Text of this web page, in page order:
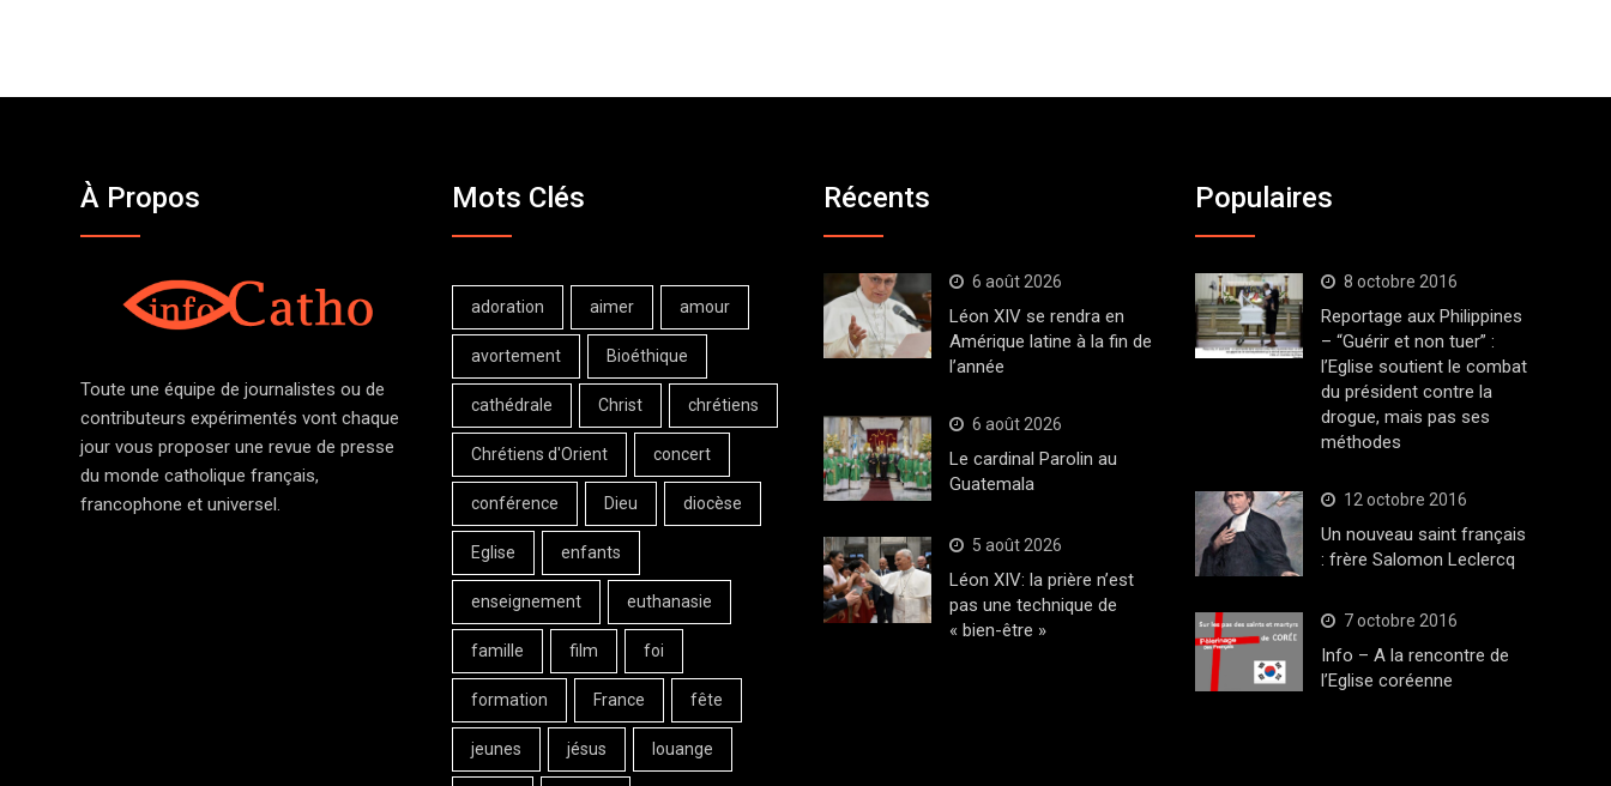
À Propos
Toute une équipe de journalistes ou de
contributeurs expérimentés vont chaque
jour vous proposer une revue de presse
du monde catholique français,
francophone et universel.
Mots Clés
adoration aimer amour
avortement Bioéthique
cathédrale Christ chrétiens
Chrétiens d'Orient concert
conférence Dieu diocèse
Eglise enfants
enseignement euthanasie
famille film foi
formation France fête
jeunes jésus louange
Récents
6 août 2026
Léon XIV se rendra en
Amérique latine à la fin de
l’année
6 août 2026
Le cardinal Parolin au
Guatemala
5 août 2026
Léon XIV: la prière n’est
pas une technique de
« bien-être »
Populaires
8 octobre 2016
Reportage aux Philippines
– “Guérir et non tuer” :
l’Eglise soutient le combat
du président contre la
drogue, mais pas ses
méthodes
12 octobre 2016
Un nouveau saint français
: frère Salomon Leclercq
7 octobre 2016
Info – A la rencontre de
l’Eglise coréenne